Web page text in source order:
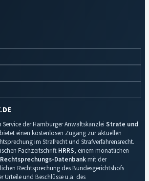
Service der Hamburger Anwaltskanzlei Strate und
einen kostenlosen Zugang zur aktuellen
im Strafrecht und Strafverfahrensrecht.
Fachzeitschrift HRRS, einem monatlichen
Rechtsprechungs-Datenbankmit der
Rechtsprechung des Bundesgerichtshofs
Urteile und Beschlüsse u.a. des